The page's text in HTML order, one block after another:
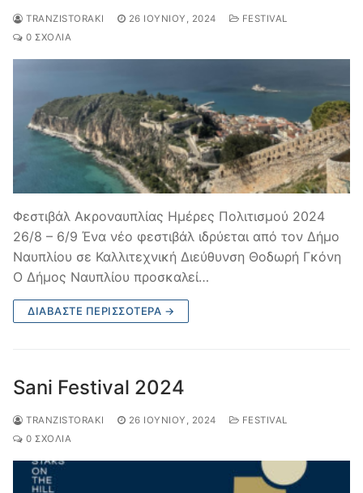
TRANZISTORAKI 26 ΙΟΥΝΊΟΥ, 2024
FESTIVAL
0 ΣΧΌΛΙΑ
Φεστιβάλ Ακροναυπλίας Ημέρες Πολιτισμού 2024
26/8 – 6/9 Ένα νέο φεστιβάλ ιδρύεται από τον Δήμο
Ναυπλίου σε Καλλιτεχνική Διεύθυνση Θοδωρή Γκόνη
Ο Δήμος Ναυπλίου προσκαλεί…
ΔΙΑΒΆΣΤΕ ΠΕΡΙΣΣΌΤΕΡΑ →
Sani Festival 2024
TRANZISTORAKI 26 ΙΟΥΝΊΟΥ, 2024
FESTIVAL
0 ΣΧΌΛΙΑ